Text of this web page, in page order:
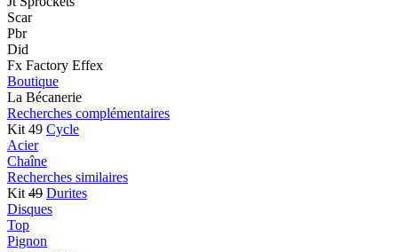
Scar
Pbr
Did
Fx Factory Effex
Boutique
La Bécanerie
Recherches complémentaires
Kit 49 Cycle
Acier
Chaîne
Recherches similaires
Kit 49 Durites
Disques
Top
Pignon